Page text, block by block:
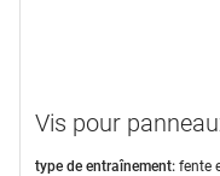
Vis pour
type de entraînement: fente